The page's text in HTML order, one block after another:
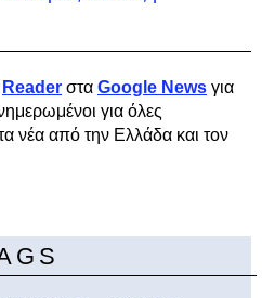
Reader στα Google News για
για όλες
νέα από την Ελλάδα και τον